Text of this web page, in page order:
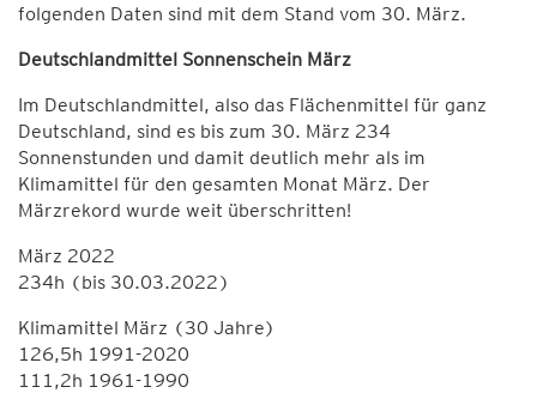
folgenden Daten sind mit dem Stand vom 30. März.
Deutschlandmittel Sonnenschein März
Im Deutschlandmittel, also das Flächenmittel für ganz
Deutschland, sind es bis zum 30. März 234
Sonnenstunden und damit deutlich mehr als im
Klimamittel für den gesamten Monat März. Der
Märzrekord wurde weit überschritten!
März 2022
234h (bis 30.03.2022)
Klimamittel März (30 Jahre)
126,5h 1991-2020
111,2h 1961-1990